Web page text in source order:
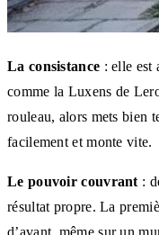
La consistance : elle est
comme la Luxens de
rouleau, alors mets bien
facilement et monte vite.
Le pouvoir couvrant :
résultat propre. La
d’avant, même sur un